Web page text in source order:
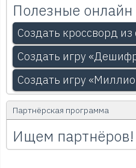
Полезные
Создать кроссворд из
Создать игру
Создать игру
Партнёрская программа
Ищем партнёров!